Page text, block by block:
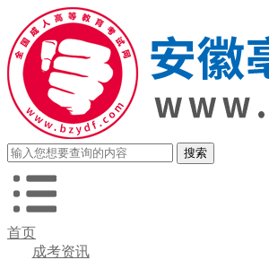
首页
成考资讯